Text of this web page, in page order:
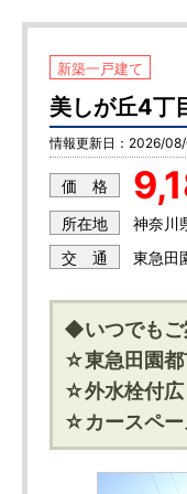
新築一戸建て
美しが丘4丁
情報更新日：2026/
価 格
所在地
神奈川
交 通
東急田
◆いつでも
☆東急田園都
☆外水栓付広
☆カースペー